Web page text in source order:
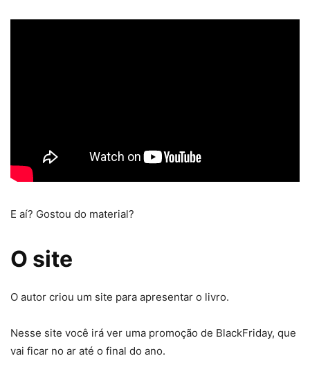
E aí? Gostou do material?
O site
O autor criou um site para apresentar o livro.
Nesse site você irá ver uma promoção de BlackFriday, que
vai ficar no ar até o final do ano.